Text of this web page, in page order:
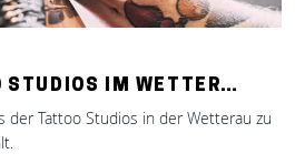
STUDIOS IM WETTER…
der Tattoo Studios in der Wetterau zu